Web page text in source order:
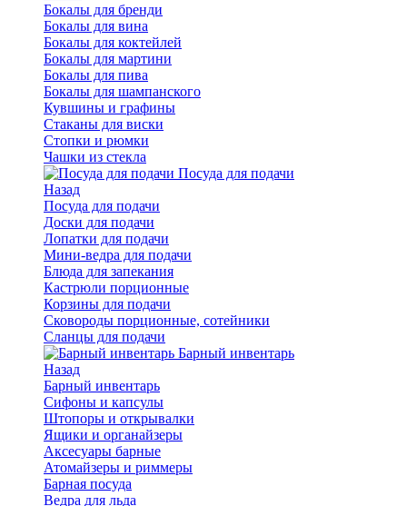
Бокалы для бренди
Бокалы для вина
Бокалы для коктейлей
Бокалы для мартини
Бокалы для пива
Бокалы для шампанского
Кувшины и графины
Стаканы для виски
Стопки и рюмки
Чашки из стекла
Посуда для подачи
Назад
Посуда для подачи
Доски для подачи
Лопатки для подачи
Мини-ведра для подачи
Блюда для запекания
Кастрюли порционные
Корзины для подачи
Сковороды порционные, сотейники
Сланцы для подачи
Барный инвентарь
Назад
Барный инвентарь
Сифоны и капсулы
Штопоры и открывалки
Ящики и органайзеры
Аксесуары барные
Атомайзеры и риммеры
Барная посуда
Ведра для льда